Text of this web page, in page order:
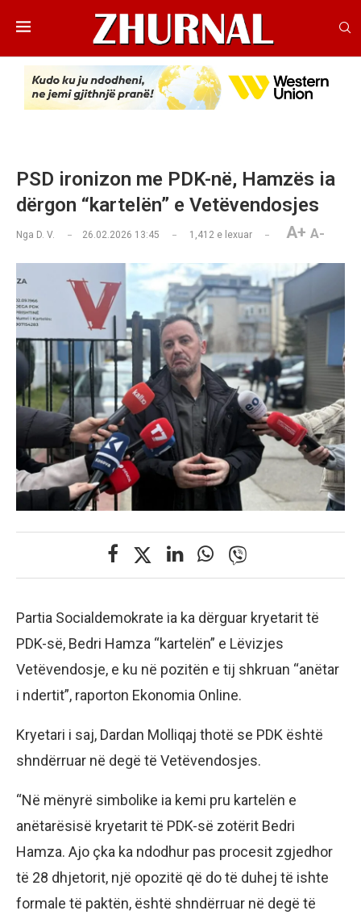
PSD ironizon me PDK-në, Hamzës ia
dërgon “kartelën” e Vetëvendosjes
Nga D. V. 26.02.2026 13:45 1,412 e lexuar A+ A-
Partia Socialdemokrate ia ka dërguar kryetarit të
PDK-së, Bedri Hamza “kartelën” e Lëvizjes
Vetëvendosje, e ku në pozitën e tij shkruan “anëtar
i ndertit”, raporton Ekonomia Online.
Kryetari i saj, Dardan Molliqaj thotë se PDK është
shndërruar në degë të Vetëvendosjes.
“Në mënyrë simbolike ia kemi pru kartelën e
anëtarësisë kryetarit të PDK-së zotërit Bedri
Hamza. Ajo çka ka ndodhur pas procesit zgjedhor
të 28 dhjetorit, një opozitë që do të duhej të ishte
formale të paktën, është shndërruar në degë të